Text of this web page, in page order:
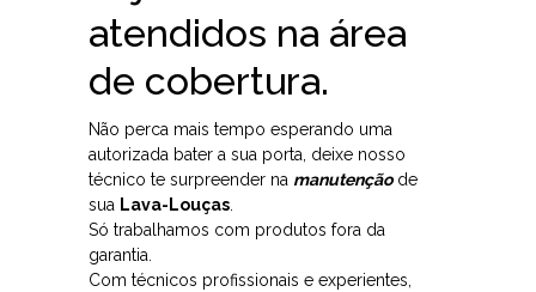
atendidos na área
de cobertura.
Não perca mais tempo esperando uma
autorizada bater a sua porta, deixe nosso
técnico te surpreender na manutençãode
sua Lava-Louças.
Só trabalhamos com produtos fora da
garantia.
Com técnicos profissionais e experientes,